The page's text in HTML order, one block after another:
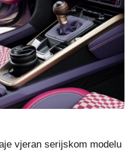
vjeran serijskom modelu